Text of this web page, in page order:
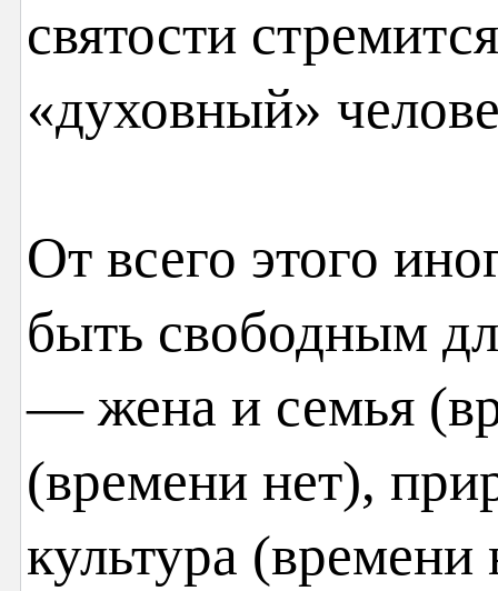
святости
«духовный»
От всего этого
быть свободным
— жена и семья
(времени нет),
культура